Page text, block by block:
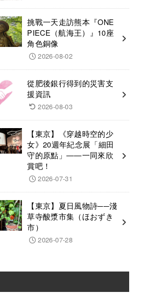
挑戰一天走訪熊本『ONE
PIECE（航海王）』10座
角色銅像
2026-08-02
從肥後銀行得到的災害支
援資訊
2026-08-03
【東京】《穿越時空的少
女》20週年紀念展「細田
守的原點」——一同來欣
賞吧！
2026-07-31
【東京】夏日風物詩──淺
草寺酸漿市集（ほおずき
市）
2026-07-28